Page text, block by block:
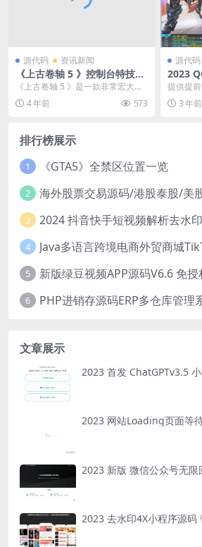
源代码 资讯新闻
《上古卷轴 5 》控制台特技代
码2—开锁、潜行、偷窃、口
才
《上古卷轴 5 》是一款非常宏大的
史诗制开放游戏，想必有很多小伙
伴都进游戏体验过...
4 年前 573
源代码
2023
提供提
效如觉
正版3 年前
排行榜展示
1 《GTA5》全禁区位置一览
2
3 2024 抖音快手短视频解析去水
4
5 新版绿豆视频APP源码V6.6 免授
6
文章展示
2023 首发 ChatGPTv3.5
2023 网站Loading页面等
2023 新版 微信公众号无限
2023 去水印4X小程序源码